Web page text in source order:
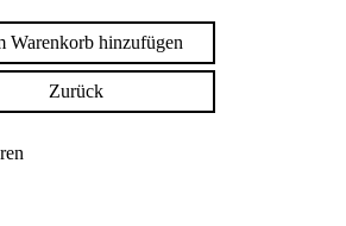
Warenkorb hinzufügen
Zurück